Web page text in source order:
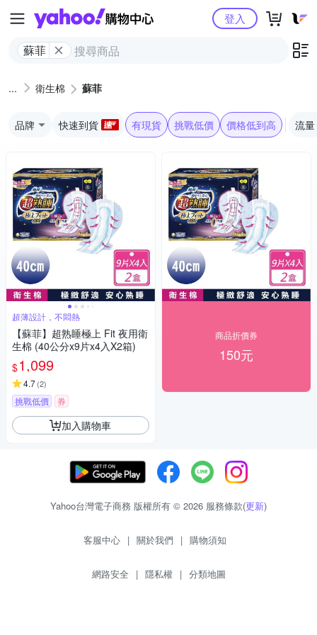
Yahoo購物中心
蘇菲
登入
衛生棉 蘇菲
品牌 快速到貨 有現貨 挑戰低價 價格低到高 流量
超薄設計，不悶熱
【蘇菲】超熟睡極上 Fit 夜用衛
生棉 (40公分x9片x4入X2箱)
$1,099
4.7(2)
挑戰低價 券
加入購物車
商品折價券
150元
Yahoo台灣電子商務 版權所有 © 2026 服務條款(更新)
客服中心 | 關於我們 | 購物須知
網路安全 | 隱私權 | 分類地圖